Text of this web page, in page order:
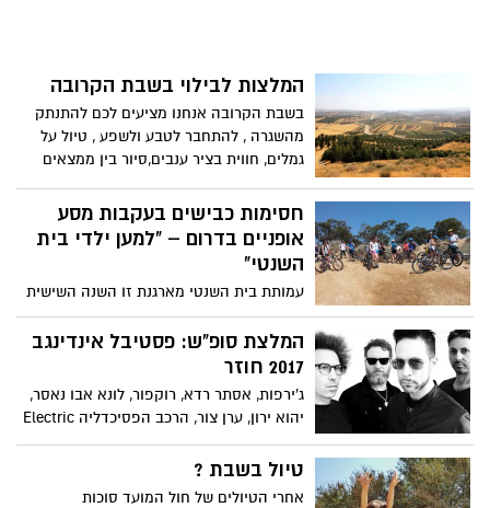
המלצות לבילוי בשבת הקרובה
בשבת הקרובה אנחנו מציעים לכם להתנתק
מהשגרה , להתחבר לטבע ולשפע , טיול על
גמלים, חווית בציר ענבים,סיור בין ממצאים
תבחרו ותהנו
חסימות כבישים בעקבות מסע
אופניים בדרום – "למען ילדי בית
השנטי"
עמותת בית השנטי מארגנת זו השנה השישית
את מסע האופניים למען ילדי בית השנטי.
מסע האופניים הינו לפי המסלול הבא ויכלול
סגירת כבישים בין יישובי הדרום
המלצת סופ"ש: פסטיבל אינדינגב
2017 חוזר
ג'ירפות, אסתר רדא, רוקפור, לונא אבו נאסר,
יהוא ירון, ערן צור, הרכב הפסיכדליה Electric
Eye מנורבגיה ועוד שלל אמנים והרכבים
טיול בשבת ?
אחרי הטיולים של חול המועד סוכות